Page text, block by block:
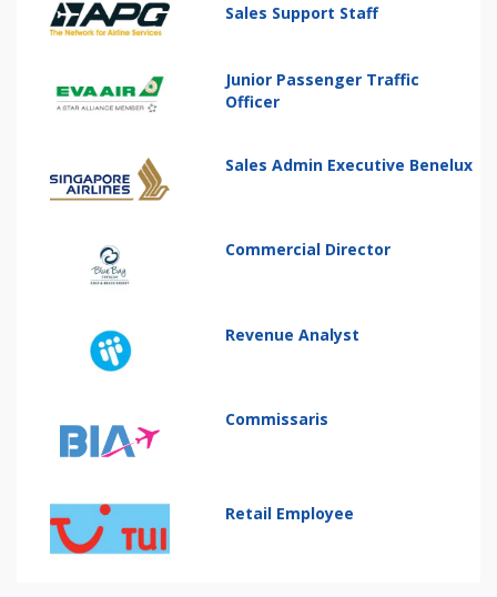
Sales Support Staff
Junior Passenger Traffic
Officer
Sales Admin Executive Benelux
Commercial Director
Revenue Analyst
Commissaris
Retail Employee